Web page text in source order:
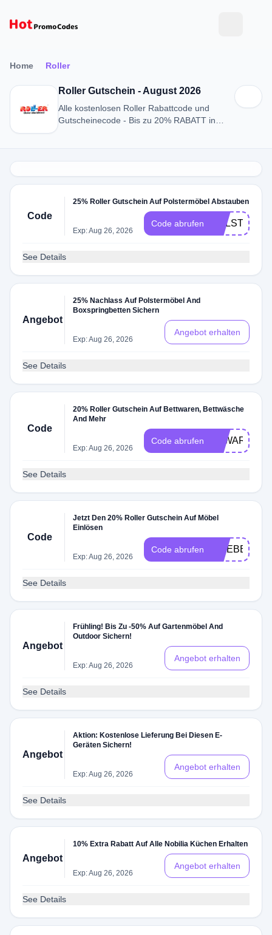
Home Roller
Roller Gutschein - August 2026
Alle kostenlosen Roller Rabattcode und
Gutscheinecode - Bis zu 20% RABATT in
Code
25% Roller Gutschein Auf Polstermöbel Abstauben
Exp: Aug 26, 2026
Code abrufen POLSTER05
See Details
Angebot
25% Nachlass Auf Polstermöbel And
Boxspringbetten Sichern
Exp: Aug 26, 2026
Angebot erhalten
See Details
Code
20% Roller Gutschein Auf Bettwaren, Bettwäsche
And Mehr
Exp: Aug 26, 2026
Code abrufen TTWAREN08
See Details
Code
Jetzt Den 20% Roller Gutschein Auf Möbel
Einlösen
Exp: Aug 26, 2026
Code abrufen MOEBEL08
See Details
Angebot
Frühling! Bis Zu -50% Auf Gartenmöbel And
Outdoor Sichern!
Exp: Aug 26, 2026
Angebot erhalten
See Details
Angebot
Aktion: Kostenlose Lieferung Bei Diesen E-
Geräten Sichern!
Exp: Aug 26, 2026
Angebot erhalten
See Details
Angebot
10% Extra Rabatt Auf Alle Nobilia Küchen Erhalten
Exp: Aug 26, 2026
Angebot erhalten
See Details